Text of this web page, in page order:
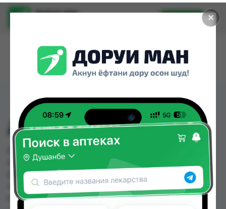
✕
Доруи ман
Установить
ДЕКАСАН 200МЛ Р-Р
ДЕКАСАН 200МЛ Р-Р можно купить или
заказать в аптеках, Дорухона Сафина,
Дорухонаи "Гулчехр", Ҳайёти Солим по цене от
49.00 TJS до 55.00 TJS в Душанбе и других
городах Таджикистана